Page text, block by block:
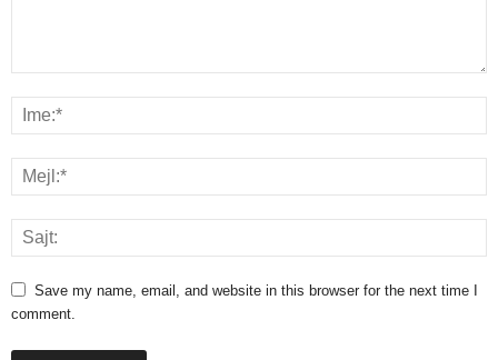
Save my name, email, and website in this browser for the next time I
comment.